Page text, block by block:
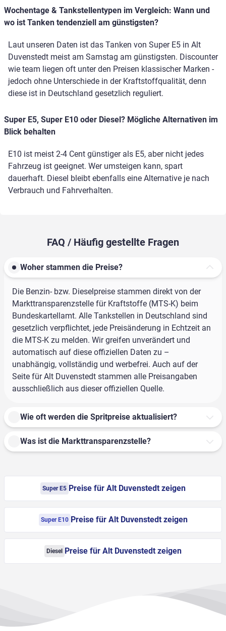
Wochentage & Tankstellentypen im Vergleich: Wann und
wo ist Tanken tendenziell am günstigsten?
Laut unseren Daten ist das Tanken von Super E5 in Alt
Duvenstedt meist am Samstag am günstigsten. Discounter
wie team liegen oft unter den Preisen klassischer Marken -
jedoch ohne Unterschiede in der Kraftstoffqualität, denn
diese ist in Deutschland gesetzlich reguliert.
Super E5, Super E10 oder Diesel? Mögliche Alternativen im
Blick behalten
E10 ist meist 2-4 Cent günstiger als E5, aber nicht jedes
Fahrzeug ist geeignet. Wer umsteigen kann, spart
dauerhaft. Diesel bleibt ebenfalls eine Alternative je nach
Verbrauch und Fahrverhalten.
FAQ / Häufig gestellte Fragen
Woher stammen die Preise?
Die Benzin- bzw. Dieselpreise stammen direkt von der
Markttransparenzstelle für Kraftstoffe (MTS-K) beim
Bundeskartellamt. Alle Tankstellen in Deutschland sind
gesetzlich verpflichtet, jede Preisänderung in Echtzeit an
die MTS-K zu melden. Wir greifen unverändert und
automatisch auf diese offiziellen Daten zu –
unabhängig, vollständig und werbefrei. Auch auf der
Seite für Alt Duvenstedt stammen alle Preisangaben
ausschließlich aus dieser offiziellen Quelle.
Wie oft werden die Spritpreise aktualisiert?
Was ist die Markttransparenzstelle?
Super E5 Preise für Alt Duvenstedt zeigen
Super E10 Preise für Alt Duvenstedt zeigen
Diesel Preise für Alt Duvenstedt zeigen